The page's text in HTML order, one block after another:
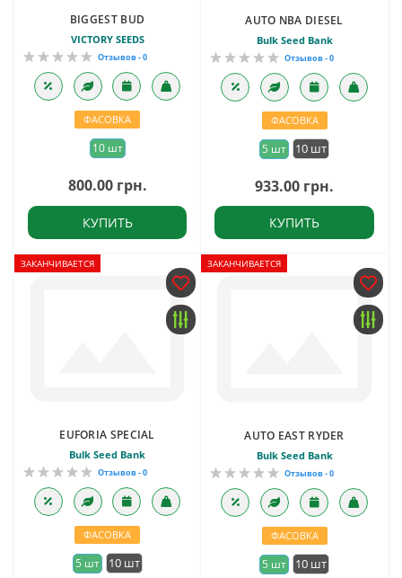
BIGGEST BUD
VICTORY SEEDS
Отзывов - 0
ФАСОВКА
10 шт
800.00 грн.
КУПИТЬ
AUTO NBA DIESEL
Bulk Seed Bank
Отзывов - 0
ФАСОВКА
5 шт 10 шт
933.00 грн.
КУПИТЬ
ЗАКАНЧИВАЕТСЯ
EUFORIA SPECIAL
Bulk Seed Bank
Отзывов - 0
ФАСОВКА
5 шт 10 шт
ЗАКАНЧИВАЕТСЯ
AUTO EAST RYDER
Bulk Seed Bank
Отзывов - 0
ФАСОВКА
5 шт 10 шт